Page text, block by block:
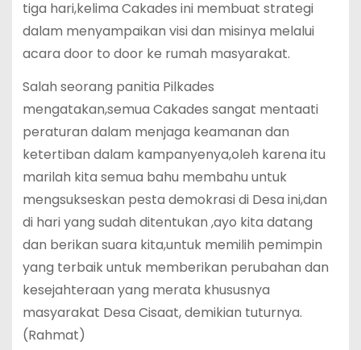
tiga hari,kelima Cakades ini membuat strategi
dalam menyampaikan visi dan misinya melalui
acara door to door ke rumah masyarakat.
Salah seorang panitia Pilkades
mengatakan,semua Cakades sangat mentaati
peraturan dalam menjaga keamanan dan
ketertiban dalam kampanyenya,oleh karena itu
marilah kita semua bahu membahu untuk
mengsukseskan pesta demokrasi di Desa ini,dan
di hari yang sudah ditentukan ,ayo kita datang
dan berikan suara kita,untuk memilih pemimpin
yang terbaik untuk memberikan perubahan dan
kesejahteraan yang merata khususnya
masyarakat Desa Cisaat, demikian tuturnya.
(Rahmat)